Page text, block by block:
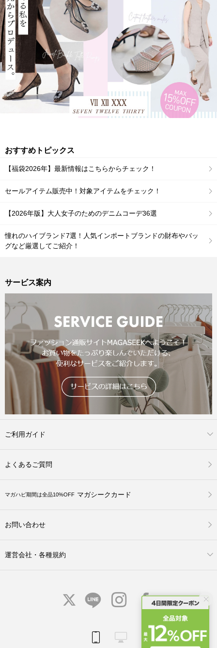
おすすめトピックス
【福袋2026年】最新情報はこちらからチェック！
セールアイテム販売中！対象アイテムをチェック！
【2026年版】大人女子のためのデニムコーデ36選
憧れのハイブランド7選！人気インポートブランドの財布やバッ
グなど厳選してご紹介！
サービス案内
ご利用ガイド
よくあるご質問
マガハピ期間は全品10%OFF マガシークカード
お問い合わせ
運営会社・各種規約